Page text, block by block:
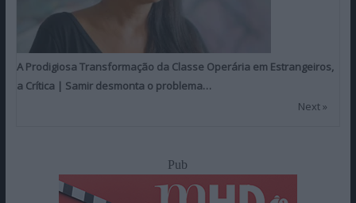
A Prodigiosa Transformação da Classe Operária em Estrangeiros,
a Crítica | Samir desmonta o problema…
Next »
Pub